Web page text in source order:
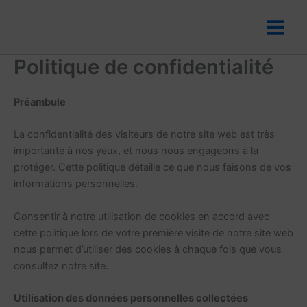
Politique de confidentialité
Préambule
La confidentialité des visiteurs de notre site web est très
importante à nos yeux, et nous nous engageons à la
protéger. Cette politique détaille ce que nous faisons de vos
informations personnelles.
Consentir à notre utilisation de cookies en accord avec
cette politique lors de votre première visite de notre site web
nous permet d’utiliser des cookies à chaque fois que vous
consultez notre site.
Utilisation des données personnelles collectées